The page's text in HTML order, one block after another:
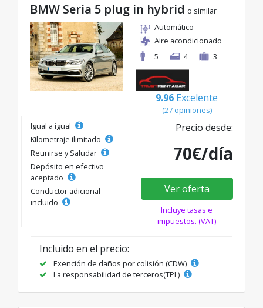
BMW Seria 5 plug in hybrid o similar
Automático
Aire acondicionado
5
4 3
9.96 Excelente
(27 opiniones)
Igual a igual
Kilometraje ilimitado
Reunirse y Saludar
Depósito en efectivo
aceptado
Conductor adicional
incluido
Precio desde:
70€/día
Ver oferta
Incluye tasas e
impuestos. (VAT)
Incluido en el precio:
Exención de daños por colisión (CDW)
La responsabilidad de terceros(TPL)